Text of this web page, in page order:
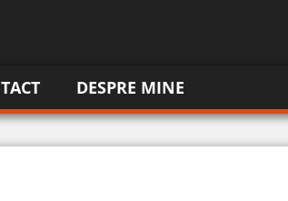
DESPRE MINE